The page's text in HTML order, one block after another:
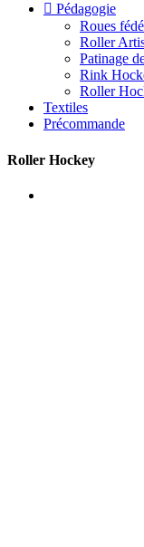
 Pédagogie
Roues
Roller
Patinage
Rink
Roller
Textiles
Précommande
Roller Hockey